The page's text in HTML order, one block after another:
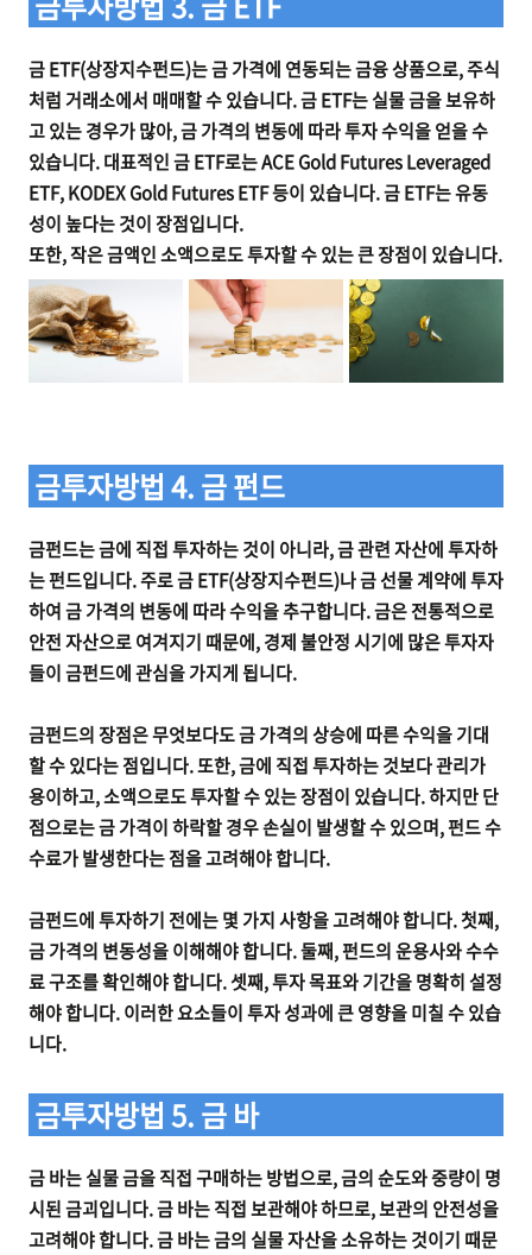
금 ETF(상장지수펀드)는 금 가격에 연동되는 금융 상품으로, 주식
처럼 거래소에서 매매할 수 있습니다. 금 ETF는 실물 금을 보유하
고 있는 경우가 많아, 금 가격의 변동에 따라 투자 수익을 얻을 수
있습니다. 대표적인 금 ETF로는 ACE Gold Futures Leveraged
ETF, KODEX Gold Futures ETF 등이 있습니다. 금 ETF는 유동
성이 높다는 것이 장점입니다.
또한, 작은 금액인 소액으로도 투자할 수 있는 큰 장점이 있습니다.
금투자방법 4. 금 펀드
금펀드는 금에 직접 투자하는 것이 아니라, 금 관련 자산에 투자하
는 펀드입니다. 주로 금 ETF(상장지수펀드)나 금 선물 계약에 투자
하여 금 가격의 변동에 따라 수익을 추구합니다. 금은 전통적으로
안전 자산으로 여겨지기 때문에, 경제 불안정 시기에 많은 투자자
들이 금펀드에 관심을 가지게 됩니다.
금펀드의 장점은 무엇보다도 금 가격의 상승에 따른 수익을 기대
할 수 있다는 점입니다. 또한, 금에 직접 투자하는 것보다 관리가
용이하고, 소액으로도 투자할 수 있는 장점이 있습니다. 하지만 단
점으로는 금 가격이 하락할 경우 손실이 발생할 수 있으며, 펀드 수
수료가 발생한다는 점을 고려해야 합니다.
금펀드에 투자하기 전에는 몇 가지 사항을 고려해야 합니다. 첫째,
금 가격의 변동성을 이해해야 합니다. 둘째, 펀드의 운용사와 수수
료 구조를 확인해야 합니다. 셋째, 투자 목표와 기간을 명확히 설정
해야 합니다. 이러한 요소들이 투자 성과에 큰 영향을 미칠 수 있습
니다.
금투자방법 5. 금 바
금 바는 실물 금을 직접 구매하는 방법으로, 금의 순도와 중량이 명
시된 금괴입니다. 금 바는 직접 보관해야 하므로, 보관의 안전성을
고려해야 합니다. 금 바는 금의 실물 자산을 소유하는 것이기 때문